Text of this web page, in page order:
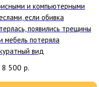
и компьютерными
если обивка
появились трещины
мебель потеряла
вид
8 500 р.